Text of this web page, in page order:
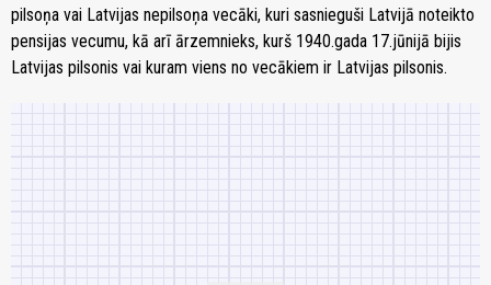
pilsoņa vai Latvijas nepilsoņa vecāki, kuri sasnieguši Latvijā noteikto
pensijas vecumu, kā arī ārzemnieks, kurš 1940.gada 17.jūnijā bijis
Latvijas pilsonis vai kuram viens no vecākiem ir Latvijas pilsonis.